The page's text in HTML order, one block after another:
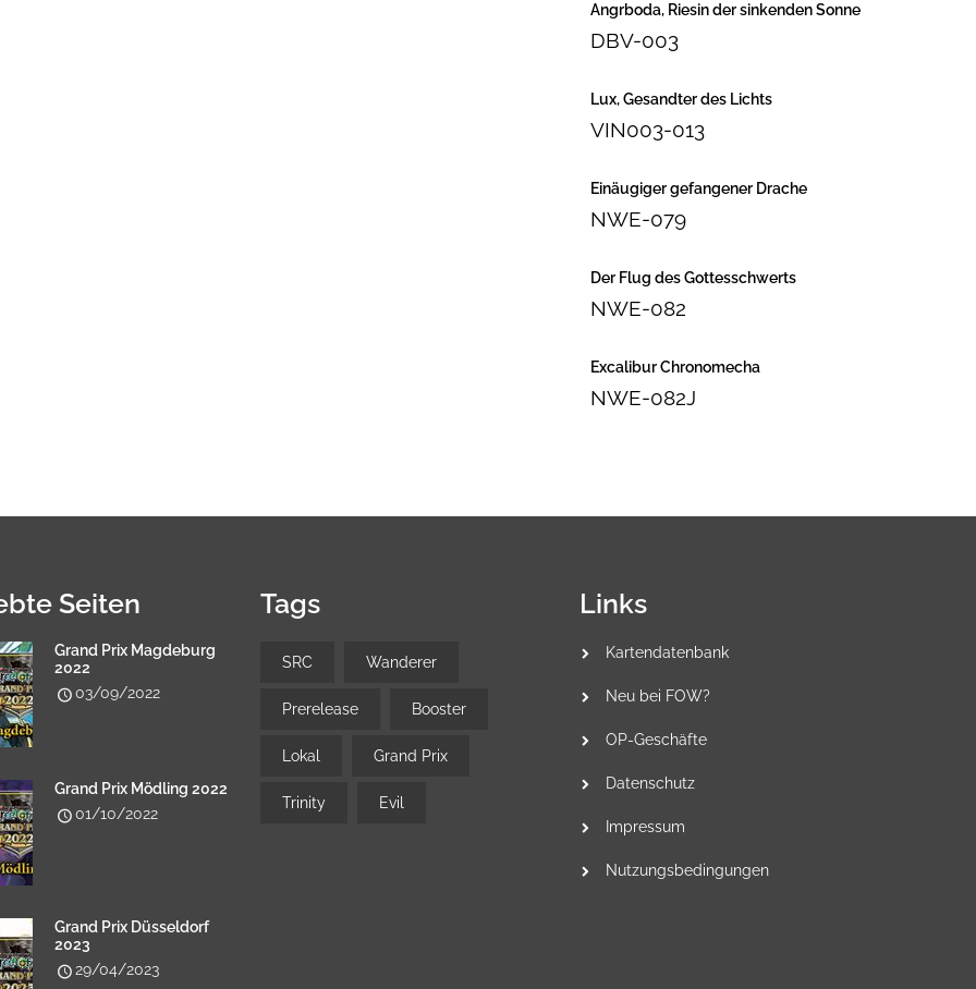
Angrboda, Riesin der sinkenden Sonne
DBV-003
Lux, Gesandter des Lichts
VIN003-013
Einäugiger gefangener Drache
NWE-079
Der Flug des Gottesschwerts
NWE-082
Excalibur Chronomecha
NWE-082J
Seiten
Grand Prix Magdeburg
2022
03/09/2022
Grand Prix Mödling 2022
01/10/2022
Grand Prix Düsseldorf
2023
29/04/2023
Tags
SRC Wanderer
Prerelease Booster
Lokal Grand Prix
Trinity Evil
Links
Kartendatenbank
Neu bei FOW?
OP-Geschäfte
Datenschutz
Impressum
Nutzungsbedingungen